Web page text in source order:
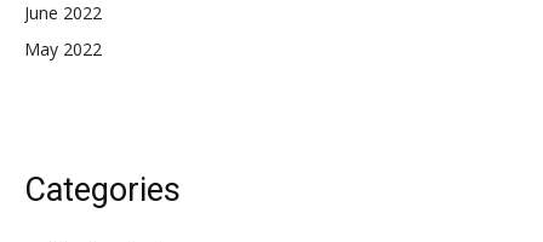
June 2022
May 2022
Categories